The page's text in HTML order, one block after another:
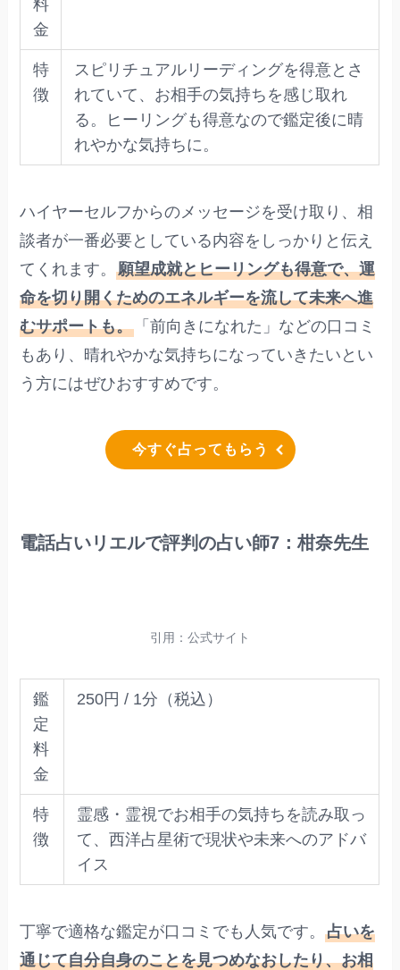
料
金
特
徴
スピリチュアルリーディングを得意とさ
れていて、お相手の気持ちを感じ取れ
る。ヒーリングも得意なので鑑定後に晴
れやかな気持ちに。
ハイヤーセルフからのメッセージを受け取り、相
談者が一番必要としている内容をしっかりと伝え
てくれます。願望成就とヒーリングも得意で、運
命を切り開くためのエネルギーを流して未来へ進
むサポートも。 「前向きになれた」などの口コミ
もあり、晴れやかな気持ちになっていきたいとい
う方にはぜひおすすめです。
今すぐ占ってもらう
電話占いリエルで評判の占い師7：柑奈先生
引用：公式サイト
鑑
定
料
金
250円 / 1分（税込）
特
徴
霊感・霊視でお相手の気持ちを読み取っ
て、西洋占星術で現状や未来へのアドバ
イス
丁寧で適格な鑑定が口コミでも人気です。占いを
通じて自分自身のことを見つめなおしたり、お相